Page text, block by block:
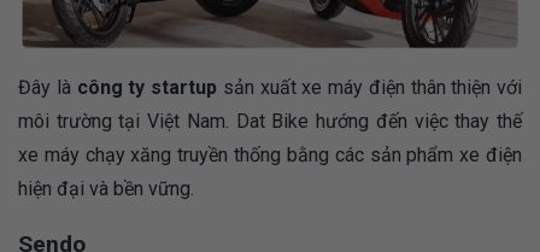
Đây là công ty startup sản xuất xe máy điện thân thiện với
môi trường tại Việt Nam. Dat Bike hướng đến việc thay thế
xe máy chạy xăng truyền thống bằng các sản phẩm xe điện
hiện đại và bền vững​.
Sendo